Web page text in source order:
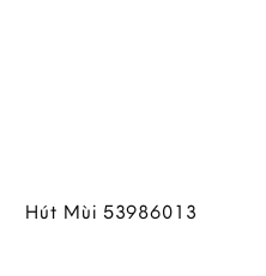
Hút Mùi 53986013